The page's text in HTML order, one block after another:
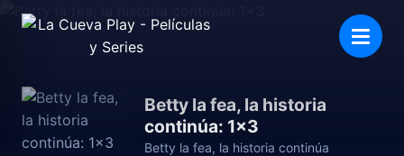
Betty la fea, la historia
continúa: 1×3
Betty la fea, la historia continúa